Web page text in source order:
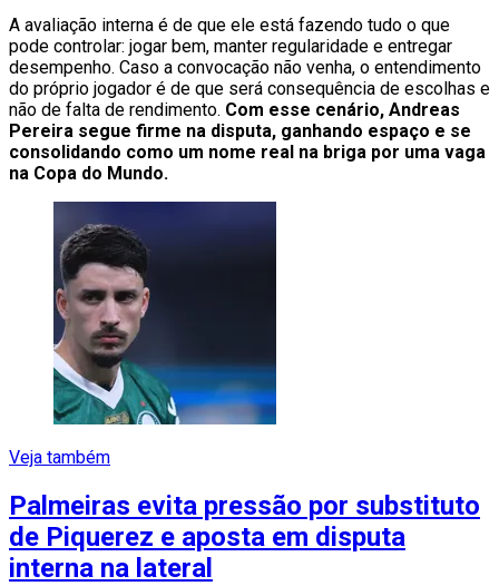
A avaliação interna é de que ele está fazendo tudo o que
pode controlar: jogar bem, manter regularidade e entregar
desempenho. Caso a convocação não venha, o entendimento
do próprio jogador é de que será consequência de escolhas e
não de falta de rendimento. Com esse cenário, Andreas
Pereira segue firme na disputa, ganhando espaço e se
consolidando como um nome real na briga por uma vaga
na Copa do Mundo.
Veja também
Palmeiras evita pressão por substituto
de Piquerez e aposta em disputa
interna na lateral